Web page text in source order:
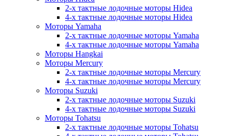
2-х тактные лодочные моторы Hidea
4-х тактные лодочные моторы Hidea
Моторы Yamaha
2-х тактные лодочные моторы Yamaha
4-х тактные лодочные моторы Yamaha
Моторы Hangkai
Моторы Mercury
2-х тактные лодочные моторы Mercury
4-х тактные лодочные моторы Mercury
Моторы Suzuki
2-х тактные лодочные моторы Suzuki
4-х тактные лодочные моторы Suzuki
Моторы Tohatsu
2-х тактные лодочные моторы Tohatsu